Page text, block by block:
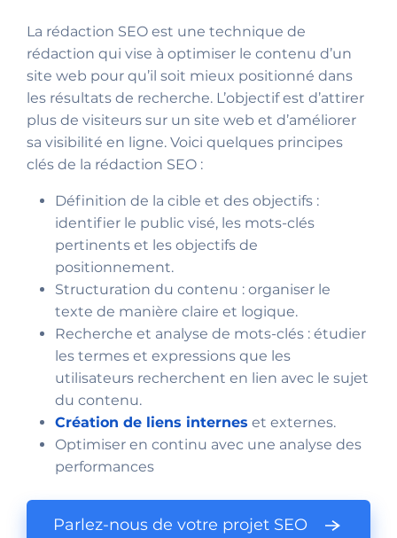
La rédaction SEO est une technique de
rédaction qui vise à optimiser le contenu d’un
site web pour qu’il soit mieux positionné dans
les résultats de recherche. L’objectif est d’attirer
plus de visiteurs sur un site web et d’améliorer
sa visibilité en ligne. Voici quelques principes
clés de la rédaction SEO :
Définition de la cible et des objectifs :
identifier le public visé, les mots-clés
pertinents et les objectifs de
positionnement.
Structuration du contenu : organiser le
texte de manière claire et logique.
Recherche et analyse de mots-clés : étudier
les termes et expressions que les
utilisateurs recherchent en lien avec le sujet
du contenu.
Création de liens internes et externes.
Optimiser en continu avec une analyse des
performances
Parlez-nous de votre projet SEO